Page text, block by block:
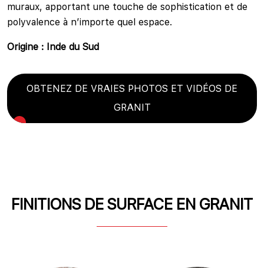
muraux, apportant une touche de sophistication et de
polyvalence à n’importe quel espace.
Origine : Inde du Sud
OBTENEZ DE VRAIES PHOTOS ET VIDÉOS DE
GRANIT
FINITIONS DE SURFACE EN GRANIT